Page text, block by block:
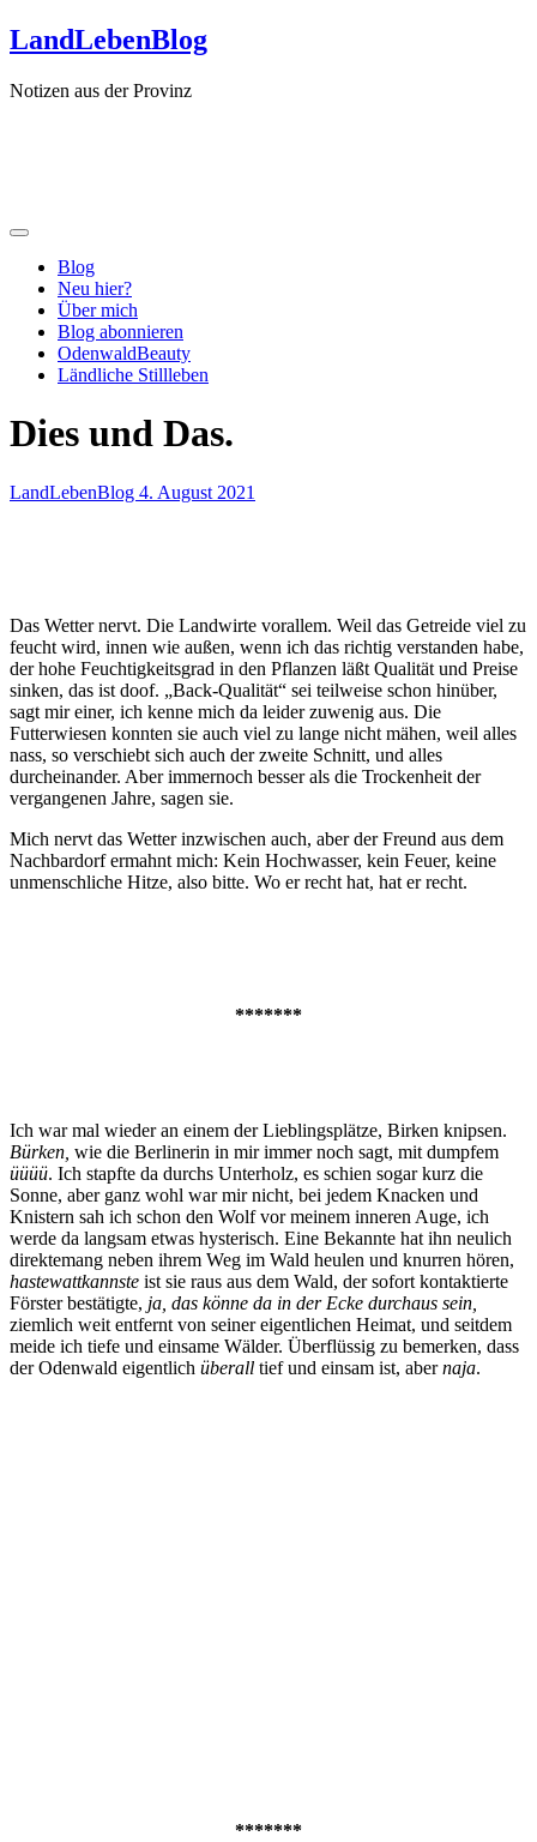
Zum
Inhalt
LandLebenBlog
Notizen aus der Provinz
Blog
Neu hier?
Über mich
Blog abonnieren
OdenwaldBeauty
Ländliche Stillleben
Dies und Das.
LandLebenBlog 4. August 2021
Das Wetter nervt. Die Landwirte vorallem. Weil das Getreide viel zu
feucht wird, innen wie außen, wenn ich das richtig verstanden habe,
der hohe Feuchtigkeitsgrad in den Pflanzen läßt Qualität und Preise
sinken, das ist doof. „Back-Qualität“ sei teilweise schon hinüber,
sagt mir einer, ich kenne mich da leider zuwenig aus. Die
Futterwiesen konnten sie auch viel zu lange nicht mähen, weil alles
nass, so verschiebt sich auch der zweite Schnitt, und alles
durcheinander. Aber immernoch besser als die Trockenheit der
vergangenen Jahre, sagen sie.
Mich nervt das Wetter inzwischen auch, aber der Freund aus dem
Nachbardorf ermahnt mich: Kein Hochwasser, kein Feuer, keine
unmenschliche Hitze, also bitte. Wo er recht hat, hat er recht.
*******
Ich war mal wieder an einem der Lieblingsplätze, Birken knipsen.
Bürken, wie die Berlinerin in mir immer noch sagt, mit dumpfem
üüüü. Ich stapfte da durchs Unterholz, es schien sogar kurz die
Sonne, aber ganz wohl war mir nicht, bei jedem Knacken und
Knistern sah ich schon den Wolf vor meinem inneren Auge, ich
werde da langsam etwas hysterisch. Eine Bekannte hat ihn neulich
direktemang neben ihrem Weg im Wald heulen und knurren hören,
hastewattkannste ist sie raus aus dem Wald, der sofort kontaktierte
Förster bestätigte, ja, das könne da in der Ecke durchaus sein,
ziemlich weit entfernt von seiner eigentlichen Heimat, und seitdem
meide ich tiefe und einsame Wälder. Überflüssig zu bemerken, dass
der Odenwald eigentlich überall tief und einsam ist, abernaja.
*******